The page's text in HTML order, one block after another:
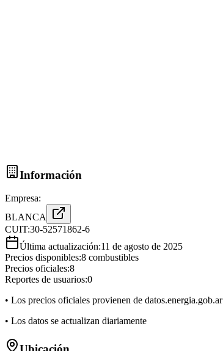
Información
Empresa:
BLANCA
CUIT:30-52571862-6
Última actualización:11 de agosto de 2025
Precios disponibles:8 combustibles
Precios oficiales:8
Reportes de usuarios:0
• Los precios oficiales provienen de datos.energia.gob.ar
• Los datos se actualizan diariamente